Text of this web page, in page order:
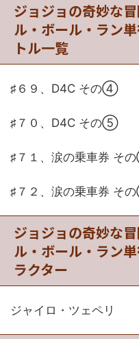
ジョジョの奇妙な
ル・ボール・ラン
トル一覧
♯６９、D4C その④
♯７０、D4C その⑤
♯７１、涙の乗車券 そ
♯７２、涙の乗車券 そ
ジョジョの奇妙な
ル・ボール・ラン
ラクター
ジャイロ・ツェペリ